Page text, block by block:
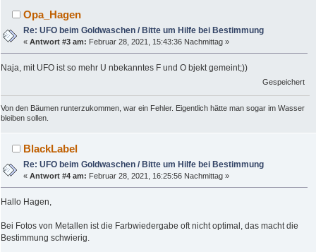
Opa_Hagen
Re: UFO beim Goldwaschen / Bitte um Hilfe bei Bestimmung
«Antwort #3 am: Februar 28, 2021, 15:43:36 Nachmittag »
Naja, mit UFO ist so mehr U nbekanntes F und O bjekt gemeint;))
Gespeichert
Von den Bäumen runterzukommen, war ein Fehler. Eigentlich hätte man sogar im Wasser
bleiben sollen.
BlackLabel
Re: UFO beim Goldwaschen / Bitte um Hilfe bei Bestimmung
«Antwort #4 am: Februar 28, 2021, 16:25:56 Nachmittag »
Hallo Hagen,
Bei Fotos von Metallen ist die Farbwiedergabe oft nicht optimal, das macht die
Bestimmung schwierig.